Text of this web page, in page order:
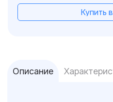
Купить
Описание